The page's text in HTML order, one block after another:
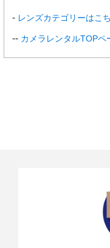
レンズカテゴリーはこ
カメラレンタルTOPペ